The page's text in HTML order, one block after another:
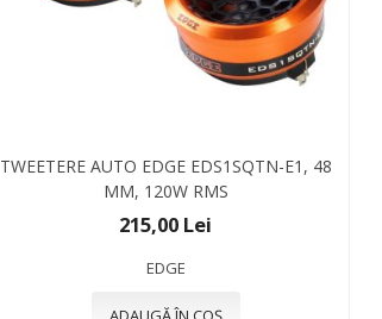
TWEETERE AUTO EDGE EDS1SQTN-E1, 48
MM, 120W RMS
215,00 Lei
EDGE